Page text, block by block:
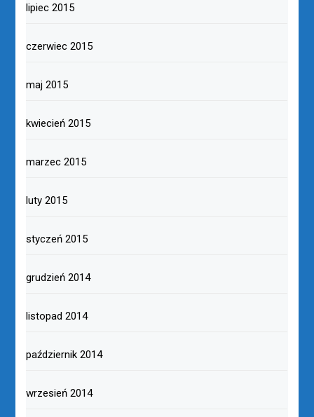
lipiec 2015
czerwiec 2015
maj 2015
kwiecień 2015
marzec 2015
luty 2015
styczeń 2015
grudzień 2014
listopad 2014
październik 2014
wrzesień 2014